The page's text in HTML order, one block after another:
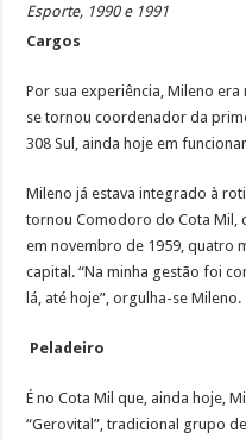
Esporte, 1990 e 1991
Cargos
Por sua experiência, Mileno
se tornou coordenador da
308 Sul, ainda hoje em
Mileno já estava integrado à
tornou Comodoro do Cota Mil,
em novembro de 1959, quatro
capital. “Na minha gestão foi
lá, até hoje”, orgulha-se Mileno.
Peladeiro
É no Cota Mil que, ainda hoje,
“Gerovital”, tradicional grupo